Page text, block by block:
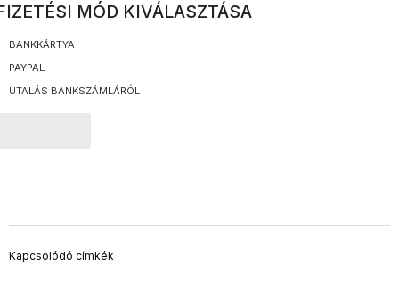
MÓD KIVÁLASZTÁSA
BANKKÁRTYA
PAYPAL
UTALÁS BANKSZÁMLÁRÓL
Kapcsolódó címkék